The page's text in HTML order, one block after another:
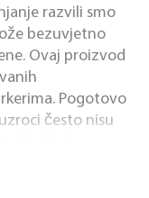
razvili smo
bezuvjetno
Ovaj proizvod
Pogotovo
često nisu
kada